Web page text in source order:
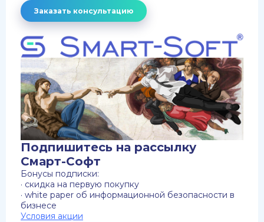
Заказать консультацию
Подпишитесь на рассылку
Смарт-Софт
Бонусы подписки:
· скидка на первую покупку
· white paper об информационной безопасности в
бизнесе
Условия акции